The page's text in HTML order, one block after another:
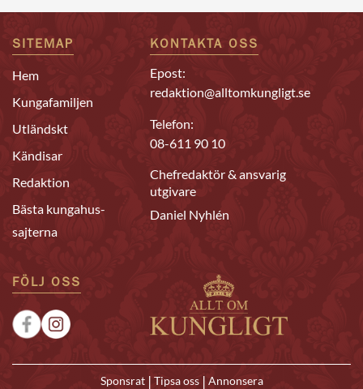
SITEMAP
Hem
Kungafamiljen
Utländskt
Kändisar
Redaktion
Bästa kungahus-
sajterna
KONTAKTA OSS
Epost:
redaktion@alltomkungligt.se
Telefon:
08-611 90 10
Chefredaktör & ansvarig
utgivare
Daniel Nyhlén
FÖLJ OSS
Sponsrat | Tipsa oss | Annonsera